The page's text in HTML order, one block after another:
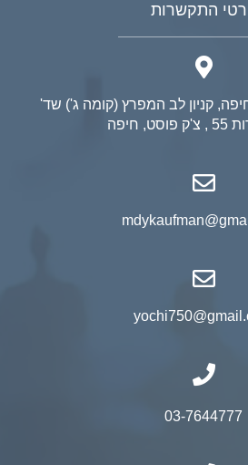
התקשרות
קניון לב המפרץ (קומה ג') שד'
חיפה
03-7644777